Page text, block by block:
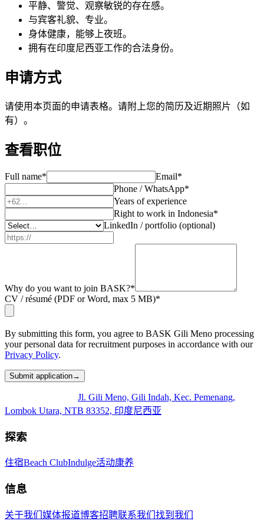
平静、警觉、观察敏锐的存在感。
与宾客礼貌、专业。
身体健康，能够上夜班。
拥有在印度尼西亚工作的合法身份。
申请方式
请使用本页面的申请表格。请附上您的简历及近期照片（如
有）。
查看职位
Full name* Email*
Phone / WhatsApp*
Years of experience
Right to work in Indonesia*
LinkedIn / portfolio (optional)
Why do you want to join BASK?*
CV / résumé (PDF or Word, max 5 MB)*
By submitting this form, you agree to BASK Gili Meno processing
your personal data for recruitment purposes in accordance with our
Privacy Policy.
Submit application→
Jl. Gili Meno, Gili Indah, Kec. Pemenang,
Lombok Utara, NTB 83352, 印度尼西亚
探索
住宿Beach ClubIndulge活动康养
信息
关于我们 媒体报道博客招聘联系我们 找到我们